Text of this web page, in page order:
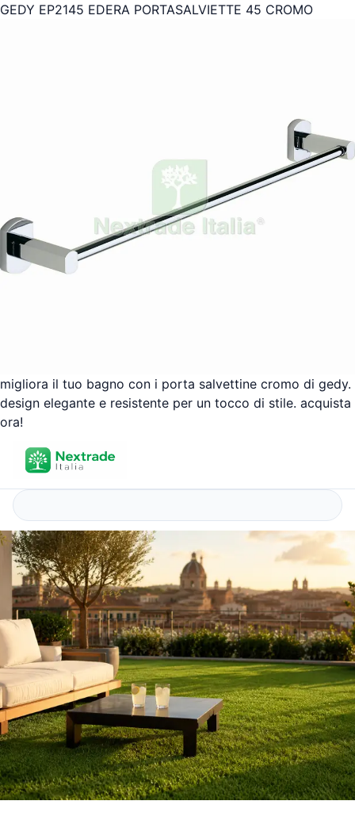
GEDY EP2145 EDERA PORTASALVIETTE 45 CROMO
migliora il tuo bagno con i porta salvettine cromo di gedy.
design elegante e resistente per un tocco di stile. acquista
ora!